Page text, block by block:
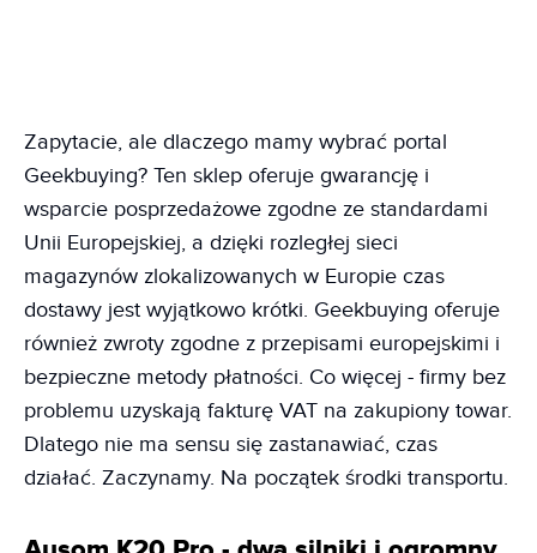
Zapytacie, ale dlaczego mamy wybrać portal
Geekbuying? Ten sklep oferuje gwarancję i
wsparcie posprzedażowe zgodne ze standardami
Unii Europejskiej, a dzięki rozległej sieci
magazynów zlokalizowanych w Europie czas
dostawy jest wyjątkowo krótki. Geekbuying oferuje
również zwroty zgodne z przepisami europejskimi i
bezpieczne metody płatności. Co więcej - firmy bez
problemu uzyskają fakturę VAT na zakupiony towar.
Dlatego nie ma sensu się zastanawiać, czas
działać. Zaczynamy. Na początek środki transportu.